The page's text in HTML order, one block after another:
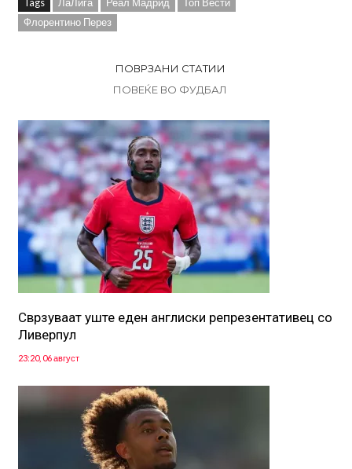
Флорентино Перез
ПОВРЗАНИ СТАТИИ
ПОВЕЌЕ ВО ФУДБАЛ
Сврзуваат уште еден англиски репрезентативец со
Ливерпул
23:20, 06 август